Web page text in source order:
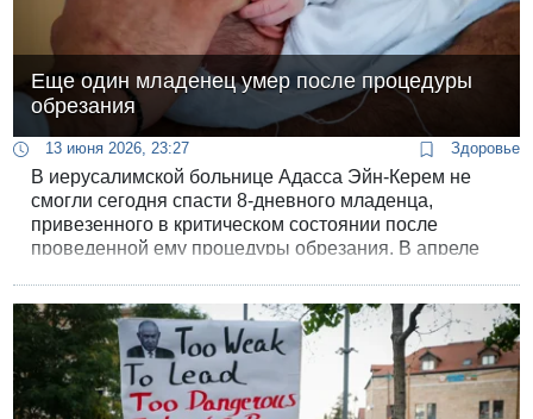
Еще один младенец умер после процедуры
обрезания
13 июня 2026, 23:27 Здоровье
В иерусалимской больнице Адасса Эйн-Керем не
смогли сегодня спасти 8-дневного младенца,
привезенного в критическом состоянии после
проведенной ему процедуры обрезания. В апреле